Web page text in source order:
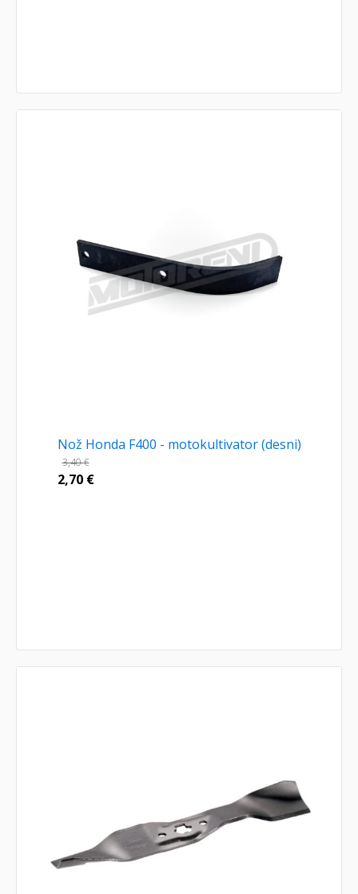
Nož Honda F400 - motokultivator (desni)
3,40€
2,70 €